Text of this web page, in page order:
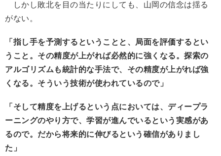
しかし敗北を目の当たりにしても、山岡の信念は揺る
がない。
「指し手を予測するということと、局面を評価するとい
うこと。その精度が上がれば必然的に強くなる。探索の
アルゴリズムも統計的な手法で、その精度が上がれば強
くなる。そういう技術が使われているので」
「そして精度を上げるという点においては、ディープラ
ーニングのやり方で、学習が進んでいるという実感があ
るので。だから将来的に伸びるという確信がありまし
た」